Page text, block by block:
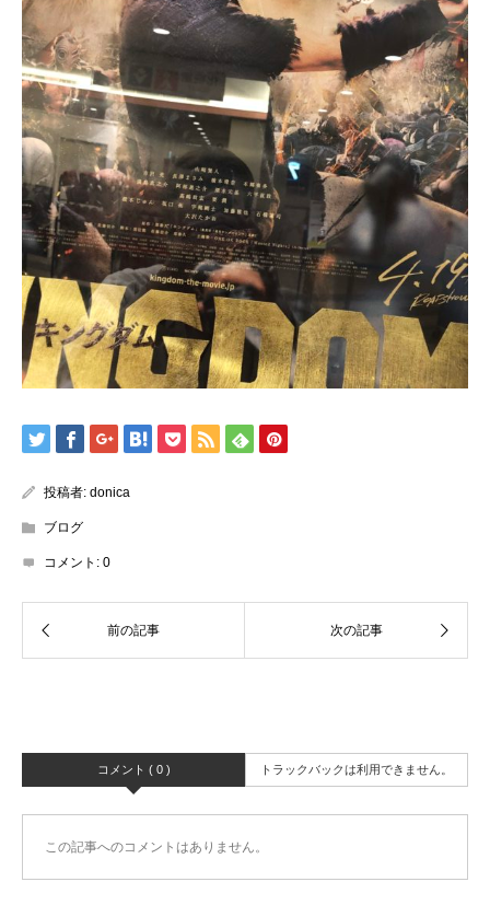
投稿者: donica
ブログ
コメント: 0
コメント ( 0 ) トラックバックは利用できません。
この記事へのコメントはありません。